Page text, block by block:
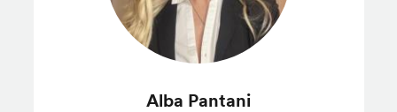
Alba Pantani